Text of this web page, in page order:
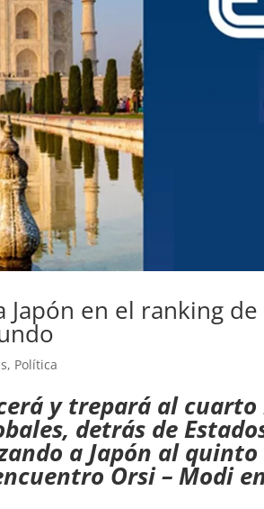
Japón en el ranking
, Política
y trepará al
detrás de
a Japón al
Orsi – Modi